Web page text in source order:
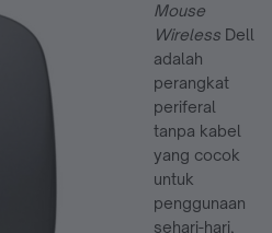
Mouse
Wireless Dell
adalah
perangkat
periferal
tanpa kabel
yang cocok
untuk
penggunaan
sehari-hari,